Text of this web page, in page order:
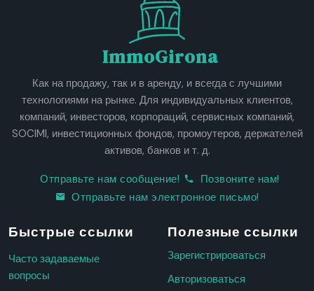
ImmoGirona
Как на продажу, так и в аренду, и всегда с лучшими
технологиями на рынке. Для индивидуальных клиентов,
компаний, инвесторов, корпораций, сервисных компаний,
SOCIMI, инвестиционных фондов, промоутеров, держателей
активов, банков и т. д.
Отправьте нам сообщение!
Позвоните нам!
Отправьте нам электронное письмо!
Быстрые ссылки
Часто задаваемые
вопросы
Полезные ссылки
Зарегистрироваться
Авторизоваться